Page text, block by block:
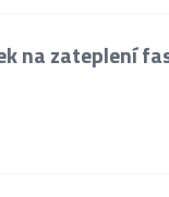
na zateplení